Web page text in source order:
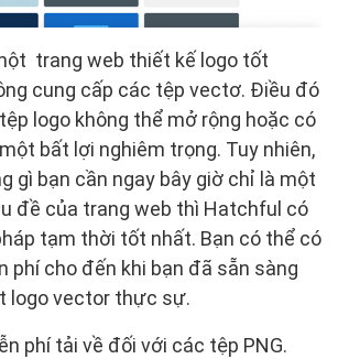
trang web thiết kế logo tốt
cung cấp các tệp vectơ. Điều đó
logo không thể mở rộng hoặc có
bất lợi nghiêm trọng. Tuy nhiên,
gì bạn cần ngay bây giờ chỉ là một
đề của trang web thì Hatchful có
tạm thời tốt nhất. Bạn có thể có
phí cho đến khi bạn đã sẵn sàng
logo vector thực sự.
phí tải về đối với các tệp PNG.